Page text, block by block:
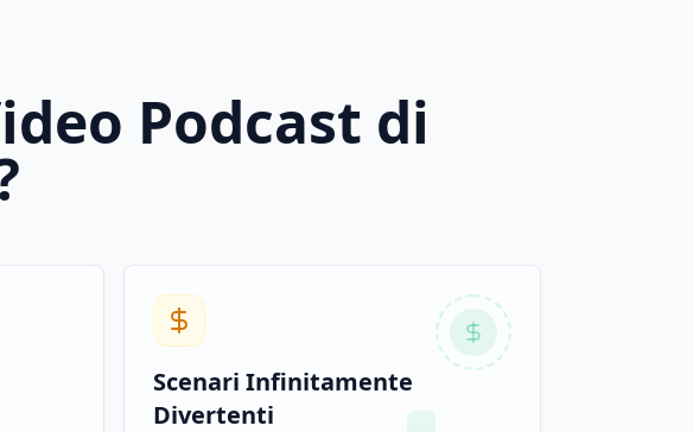
Podcast di
Scenari Infinitamente
Divertenti